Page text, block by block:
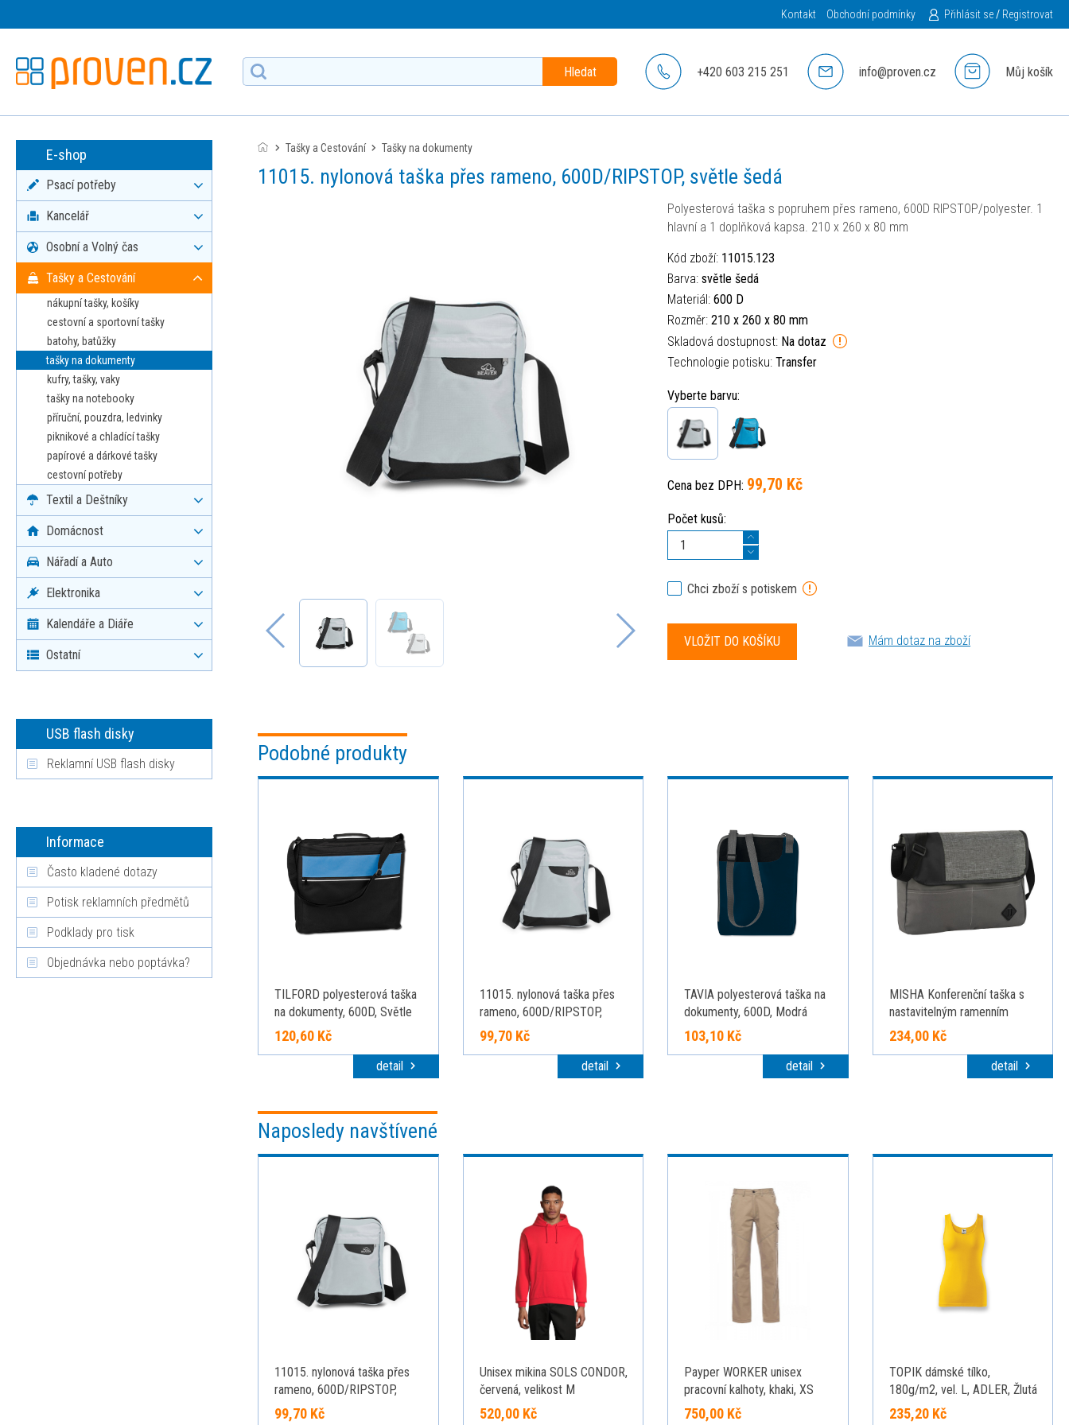
Kontakt Obchodní podmínky Přihlásit se/ Registrovat
Hledat +420 603 215 251 info@proven.cz Můj košík
E-shop
Psací potřeby
Kancelář
Osobní a Volný čas
Tašky a Cestování
nákupní tašky, košíky
cestovní a sportovní tašky
batohy, batůžky
tašky na dokumenty
kufry, tašky, vaky
tašky na notebooky
příruční, pouzdra, ledvinky
piknikové a chladící tašky
papírové a dárkové tašky
cestovní potřeby
Textil a Deštníky
Domácnost
Nářadí a Auto
Elektronika
Kalendáře a Diáře
Ostatní
USB flash disky
Reklamní USB flash disky
Informace
Často kladené dotazy
Potisk reklamních předmětů
Podklady pro tisk
Objednávka nebo poptávka?
Tašky a Cestování tašky na dokumenty
11015. nylonová taška přes rameno, 600D/RIPSTOP, světle šedá
Polyesterová taška s popruhem přes rameno, 600D RIPSTOP/polyester. 1
hlavní a 1 doplňková kapsa. 210 x 260 x 80 mm
Kód zboží: 11015.123
Barva: světle šedá
Materiál: 600 D
Rozměr: 210 x 260 x 80 mm
Skladová dostupnost: Na dotaz
Technologie potisku: Transfer
Vyberte barvu:
Cena bez DPH: 99,70 Kč
Počet kusů:
Chci zboží s potiskem
Mám dotaz na zboží
Podobné produkty
TILFORD polyesterová taška
na dokumenty, 600D, Světle
modrá
120,60 Kč
detail
11015. nylonová taška přes
rameno, 600D/RIPSTOP,
světle šedá
99,70 Kč
detail
TAVIA polyesterová taška na
dokumenty, 600D, Modrá
103,10 Kč
detail
MISHA Konferenční taška s
nastavitelným ramenním
popruhem, černá
234,00 Kč
detail
Naposledy navštívené
11015. nylonová taška přes
rameno, 600D/RIPSTOP,
světle šedá
99,70 Kč
Unisex mikina SOLS CONDOR,
červená, velikost M
520,00 Kč
Payper WORKER unisex
pracovní kalhoty, khaki, XS
750,00 Kč
TOPIK dámské tílko,
180g/m2, vel. L, ADLER, Žlutá
235,20 Kč